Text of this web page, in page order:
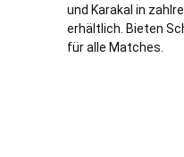
und Karakal in
erhältlich. Bieten
für alle Matches.